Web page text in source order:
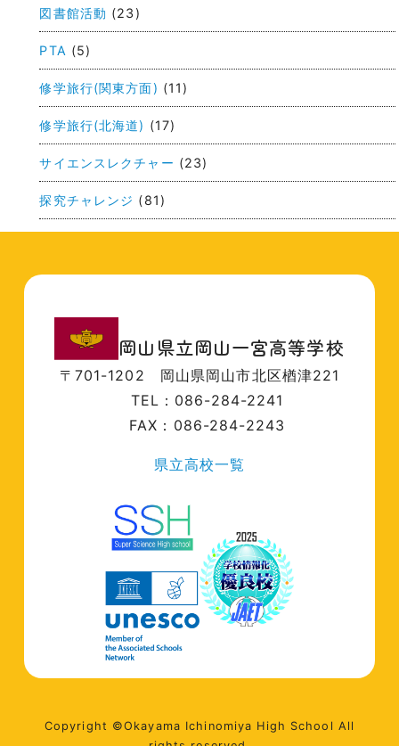
ョ
ン
図書館活動 (23)
PTA (5)
修学旅行(関東方面) (11)
修学旅行(北海道) (17)
サイエンスレクチャー (23)
探究チャレンジ (81)
岡山県立岡山一宮高等学校
〒701-1202 岡山県岡山市北区楢津221
TEL：086-284-2241
FAX：086-284-2243
県立高校一覧
Copyright ©Okayama Ichinomiya High School All